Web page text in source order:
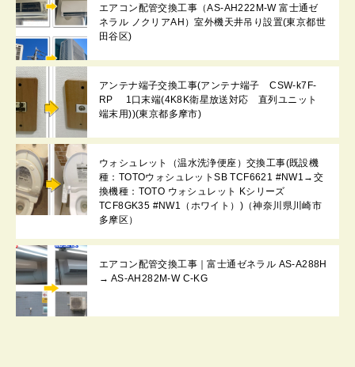
エアコン配管交換工事（AS-AH222M-W 富士通ゼ
ネラル ノクリアAH）室外機天井吊り設置(東京都世
田谷区)
アンテナ端子交換工事(アンテナ端子 CSW-k7F-
RP 1口末端(4K8K衛星放送対応 直列ユニット
端末用))(東京都多摩市)
ウォシュレット（温水洗浄便座）交換工事(既設機
種：TOTOウォシュレットSB TCF6621 #NW1→交
換機種：TOTO ウォシュレット Kシリーズ
TCF8GK35 #NW1（ホワイト）)（神奈川県川崎市
多摩区）
エアコン配管交換工事｜富士通ゼネラル AS-A288H
→ AS-AH282M-W C-KG